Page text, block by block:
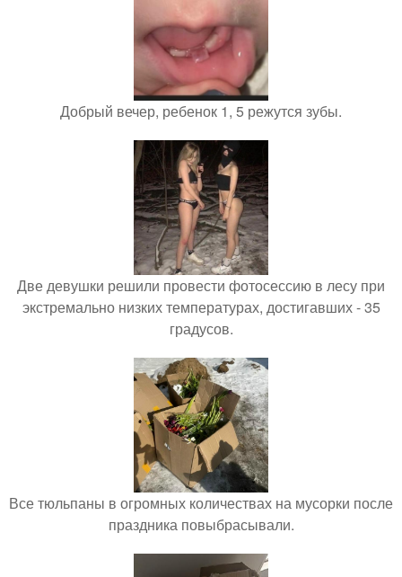
Добрый вечер, ребенок 1, 5 режутся зубы.
Две девушки решили провести фотосессию в лесу при
экстремально низких температурах, достигавших - 35
градусов.
Все тюльпаны в огромных количествах на мусорки после
праздника повыбрасывали.